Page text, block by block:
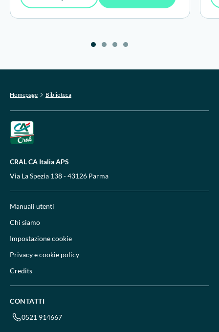
Homepage Biblioteca
CRAL CA Italia APS
Via La Spezia 138 - 43126 Parma
Manuali utenti
Chi siamo
Impostazione cookie
Privacy e cookie policy
Credits
CONTATTI
0521 914667